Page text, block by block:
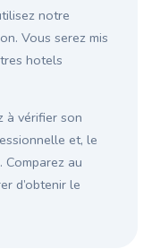
notre
Vous serez mis
hotels
à vérifier son
et, le
Comparez au
d’obtenir le